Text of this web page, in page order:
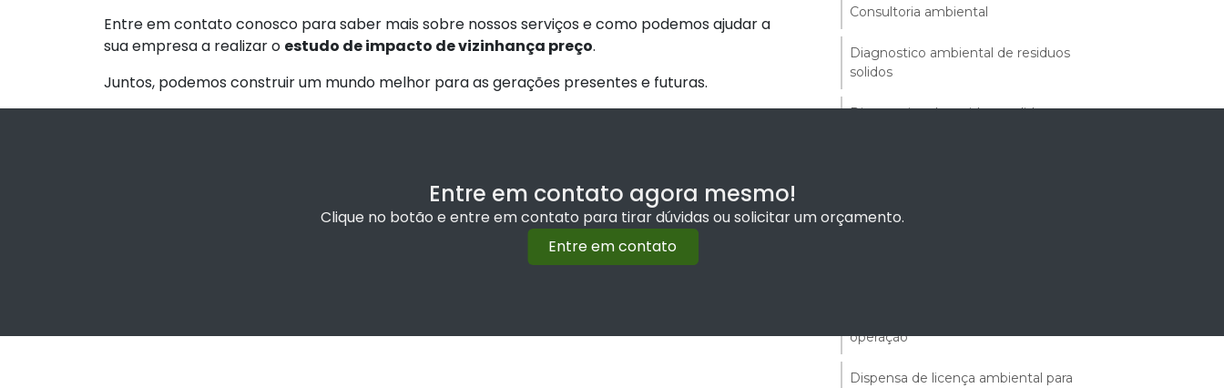
Entre em contato conosco para saber mais sobre nossos serviços e como podemos ajudar a
sua empresa a realizar o estudo de impacto de vizinhança preço.
Juntos, podemos construir um mundo melhor para as gerações presentes e futuras.
Entre em contato agora mesmo!
Clique no botão e entre em contato para tirar dúvidas ou solicitar um orçamento.
Entre em contato
Consultoria ambiental
Diagnostico ambiental de residuos
solidos
Diagnostico de residuos solidos
operação
Dispensa de licença ambiental para